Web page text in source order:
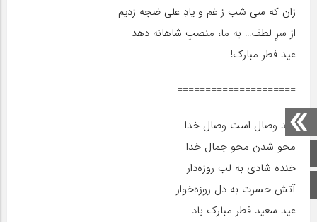
صفحه اصلی
اینستاگرام
زان که سی شب ز غم و یادِ علی ضجه زدیم
از سرِ لطف… به ما، منصبِ شاهانه دهد
عید فطر مبارک!
=====================
عید وصال است وصال خدا
محو شدن محو جمال خدا
خنده شادی به لب روزه‌دار
آتش حسرت به دل روزه‌خوار
عید سعید فطر مبارک باد